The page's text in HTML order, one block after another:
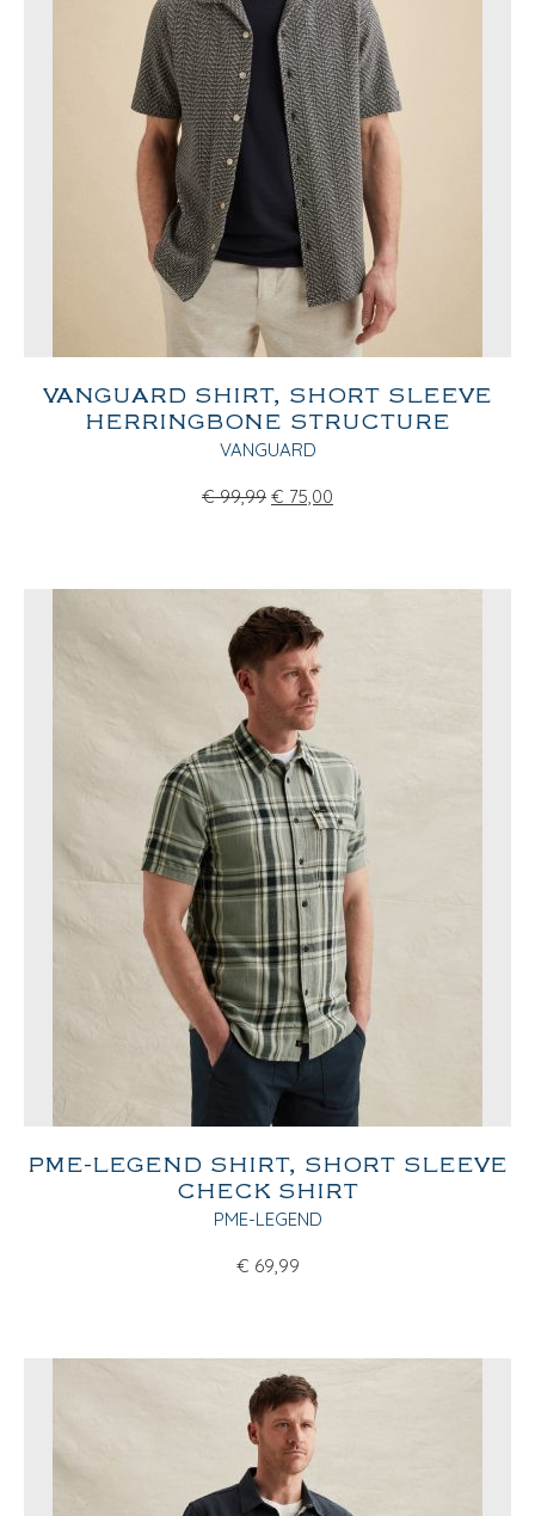
VANGUARD SHIRT, SHORT SLEEVE
HERRINGBONE STRUCTURE
VANGUARD
€ 99,99 € 75,00
PME-LEGEND SHIRT, SHORT SLEEVE
CHECK SHIRT
PME-LEGEND
€ 69,99